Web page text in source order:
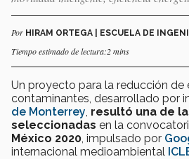
Por HIRAM ORTEGA | ESCUELA DE
Tiempo estimado de lectura:2 mins
Un proyecto para la reducción de
contaminantes, desarrollado por
de Monterrey resultó una de
seleccionadas en la
México 2020 , impulsado por
internacional medioambiental